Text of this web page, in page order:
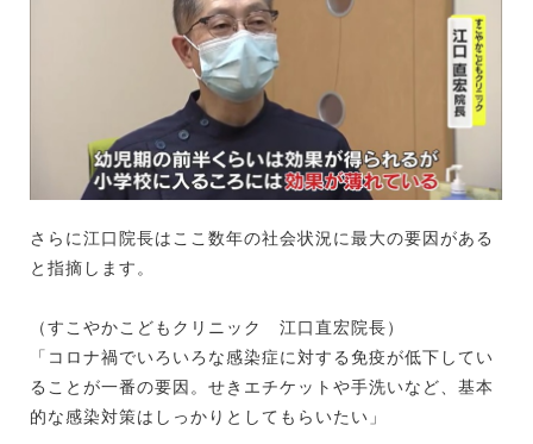
さらに江口院長はここ数年の社会状況に最大の要因がある
と指摘します。
（すこやかこどもクリニック 江口直宏院長）
「コロナ禍でいろいろな感染症に対する免疫が低下してい
ることが一番の要因。せきエチケットや手洗いなど、基本
的な感染対策はしっかりとしてもらいたい」